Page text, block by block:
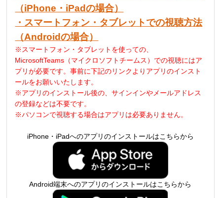
（iPhone・iPadの場合）
・スマートフォン・タブレットでの視聴方法
（Androidの場合）
※スマートフォン・タブレットを使っての、
MicrosoftTeams（マイクロソフトチームス）での視聴にはア
プリが必要です。事前に下記のリンクよりアプリのインスト
ールをお願いいたします。
※アプリのインストール後の、サインインやメールアドレス
の登録などは不要です。
※パソコンで視聴する場合はアプリは必要ありません。
iPhone・iPadへのアプリのインストールはこちらから
Android端末へのアプリのインストールはこちらから